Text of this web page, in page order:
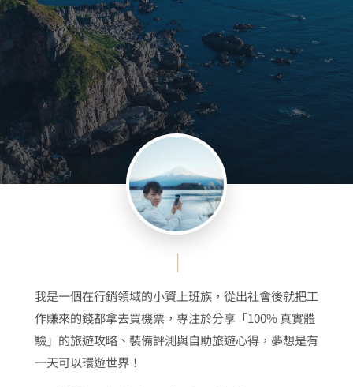
|
我是一個在行銷領域的小資上班族，從出社會後就把工
作賺來的錢都拿去買機票，專注於分享「100% 真實體
驗」的旅遊攻略、裝備評測與自助旅遊心得，夢想是有
一天可以環遊世界！